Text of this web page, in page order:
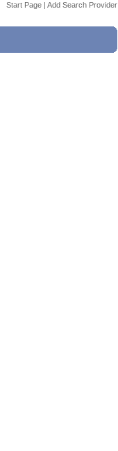
Start Page | Add Search Provider